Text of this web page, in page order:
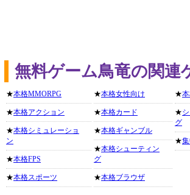
無料ゲーム鳥竜の関連
★本格MMORPG
★本格アクション
★本格シミュレーショ
ン
★本格FPS
★本格スポーツ
★本格女性向け
★本格カード
★本格ギャンブル
★本格シューティン
グ
★本格ブラウザ
★
★
グ
★